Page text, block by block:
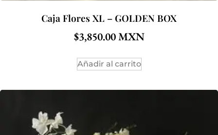
Caja Flores XL – GOLDEN BOX
$3,850.00
Añadir al carrito